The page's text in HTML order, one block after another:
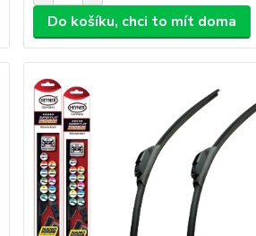
Do košíku, chci to mít doma